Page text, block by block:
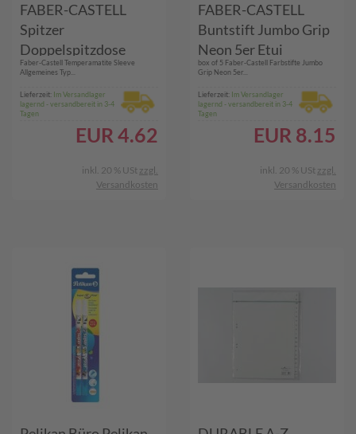
FABER-CASTELL
Spitzer
Doppelspitzdose
Sleeve rot/blau
(182701)
Faber-Castell Temperamatite Sleeve
Allgemeines Typ...
Lieferzeit: Im Versandlager
lagernd - versandbereit in 3-4
Tagen
EUR 4.62
inkl. 20 % USt zzgl.
Versandkosten
FABER-CASTELL
Buntstift Jumbo Grip
Neon 5er Etui
(110994)
box of 5 Faber-Castell Farbstifte Jumbo
Grip Neon 5er...
Lieferzeit: Im Versandlager
lagernd - versandbereit in 3-4
Tagen
EUR 8.15
inkl. 20 % USt zzgl.
Versandkosten